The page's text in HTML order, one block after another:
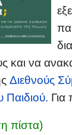
και να
Διεθνούς
Παιδιού. Για
πίστα)